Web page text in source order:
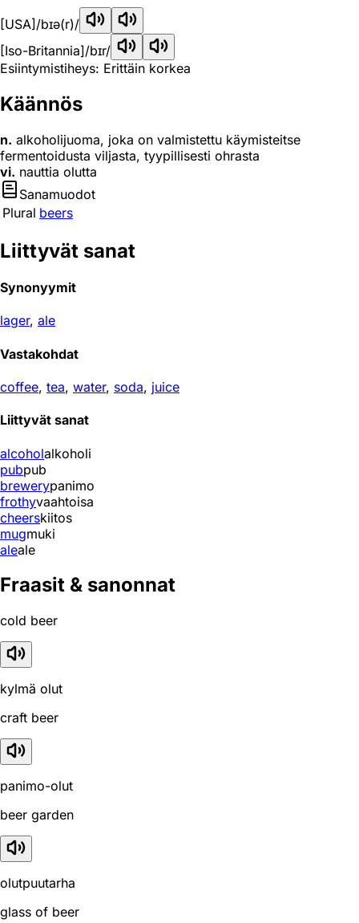
[USA] /bɪə(r)/
[Iso-Britannia]/bɪr/
Esiintymistiheys: Erittäin korkea
Käännös
n. alkoholijuoma, joka on valmistettu käymisteitse
fermentoidusta viljasta, tyypillisesti ohrasta
vi. nauttia olutta
Sanamuodot
Plural beers
Liittyvät sanat
Synonyymit
lager, ale
Vastakohdat
coffee, tea, water, soda, juice
Liittyvät sanat
alcoholalkoholi
pubpub
brewerypanimo
frothyvaahtoisa
cheerskiitos
mugmuki
aleale
Fraasit & sanonnat
cold beer
kylmä olut
craft beer
panimo-olut
beer garden
olutpuutarha
glass of beer